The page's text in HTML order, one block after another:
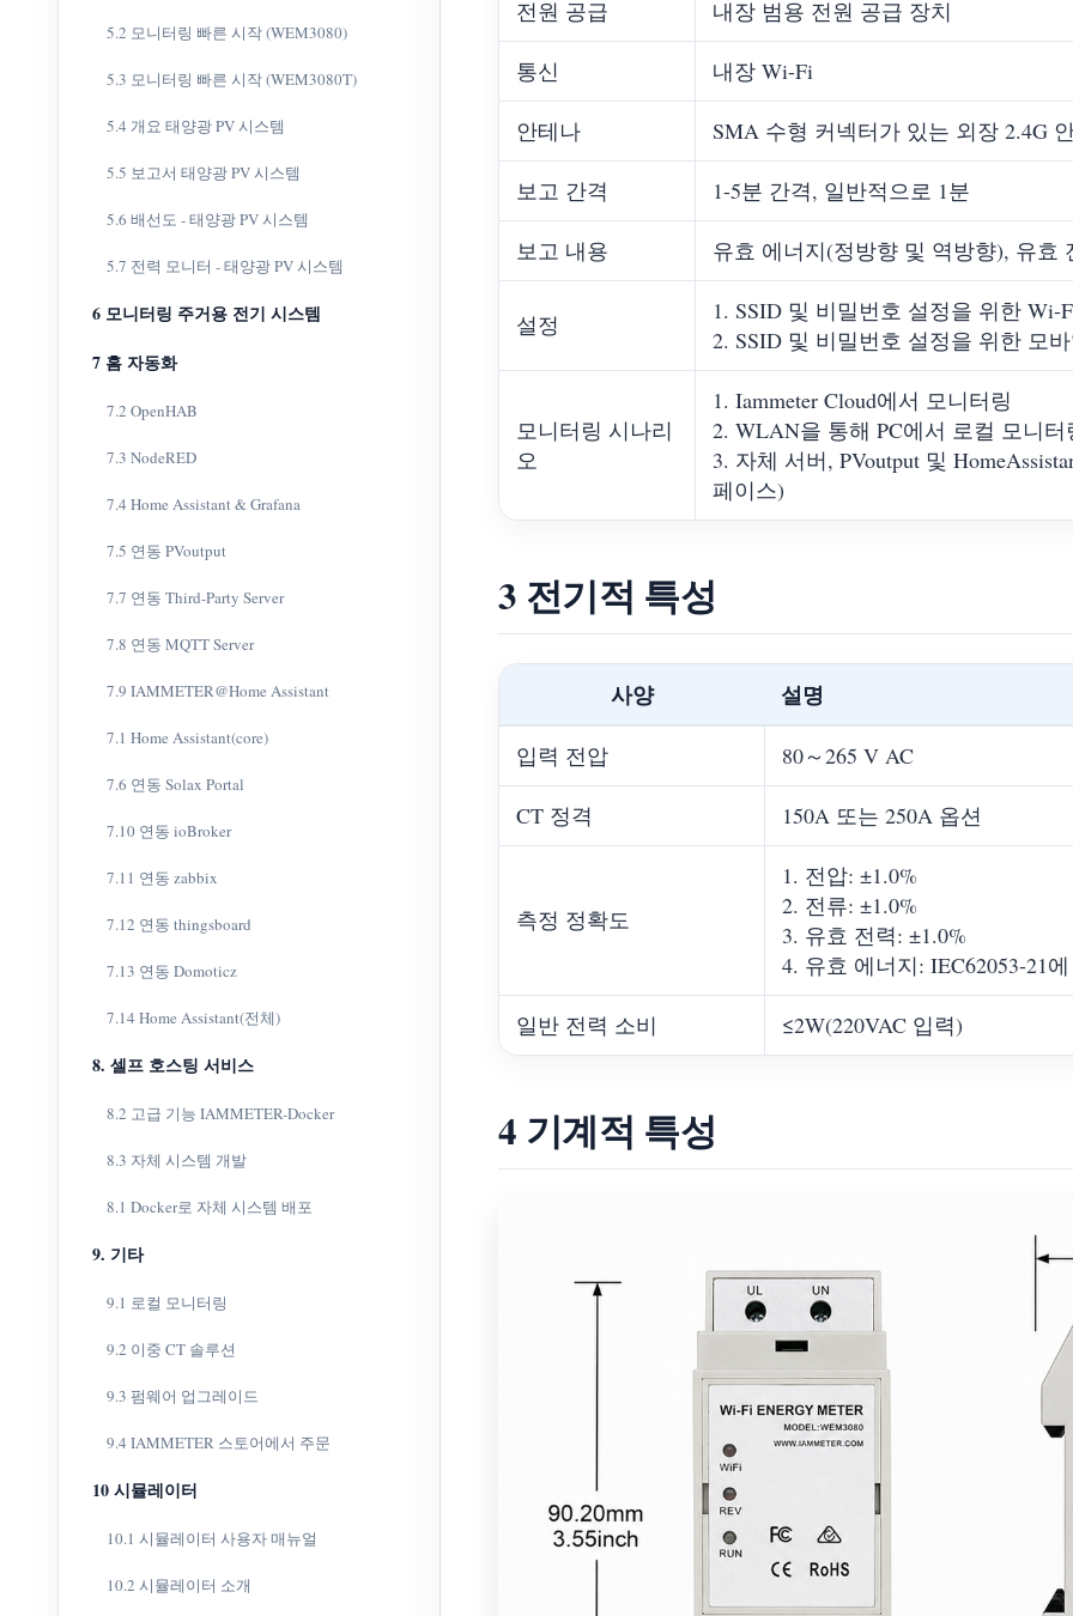
5.2 모니터링 빠른 시작 (WEM3080)
5.3 모니터링 빠른 시작 (WEM3080T)
5.4 개요 태양광 PV 시스템
5.5 보고서 태양광 PV 시스템
5.6 배선도 - 태양광 PV 시스템
5.7 전력 모니터 - 태양광 PV 시스템
6 모니터링 주거용 전기 시스템
7 홈 자동화
7.2 OpenHAB
7.3 NodeRED
7.4 Home Assistant & Grafana
7.5 연동 PVoutput
7.7 연동 Third-Party Server
7.8 연동 MQTT Server
7.9 IAMMETER@Home Assistant
7.1 Home Assistant(core)
7.6 연동 Solax Portal
7.10 연동 ioBroker
7.11 연동 zabbix
7.12 연동 thingsboard
7.13 연동 Domoticz
7.14 Home Assistant(전체)
8. 셀프 호스팅 서비스
8.2 고급 기능 IAMMETER-Docker
8.3 자체 시스템 개발
8.1 Docker로 자체 시스템 배포
9. 기타
9.1 로컬 모니터링
9.2 이중 CT 솔루션
9.3 펌웨어 업그레이드
9.4 IAMMETER 스토어에서 주문
10 시뮬레이터
10.1 시뮬레이터 사용자 매뉴얼
10.2 시뮬레이터 소개
전원 공급 내장 범용 전원 공급 장치
통신 내장 Wi-Fi
안테나 SMA 수형 커넥터가 있는 외장 2.4G
보고 간격 1-5분 간격, 일반적으로 1분
보고 내용 유효 에너지(정방향 및 역방향), 유효
설정
1. SSID 및 비밀번호 설정을 위한
2. SSID 및 비밀번호 설정을 위한 모
모니터링 시나리
오
1. Iammeter Cloud에서 모니터링
2. WLAN을 통해 PC에서 로컬 모니
3. 자체 서버, PVoutput 및
페이스)
3 전기적 특성
사양 설명
입력 전압 80～265 V AC
CT 정격 150A 또는 250A 옵션
측정 정확도
1. 전압: ±1.0%
2. 전류: ±1.0%
3. 유효 전력: ±1.0%
4. 유효 에너지: IEC62053-21
일반 전력 소비 ≤2W(220VAC 입력)
4 기계적 특성